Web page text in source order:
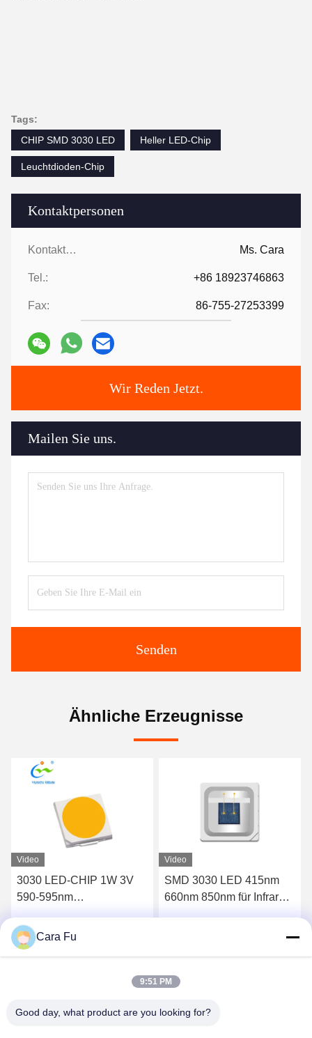
Kontaktpersonen
Kontaktpersonen: Ms. Cara
Tel.: +86 18923746863
Fax: 86-755-27253399
Wir Reden Jetzt.
Mailen Sie uns.
Senden
Tags:
CHIP SMD 3030 LED
Heller LED-Chip
Leuchtdioden-Chip
Ähnliche Erzeugnisse
Video
3030 LED-CHIP 1W 3V
590-595nm
Video
SMD 3030 LED 415nm
660nm 850nm für Infrarot-
Cara Fu
9:51 PM
Good day, what product are you looking for?